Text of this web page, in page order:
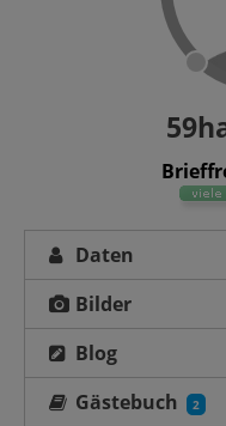
Daten
Bilder
Blog
Gästebuch
2